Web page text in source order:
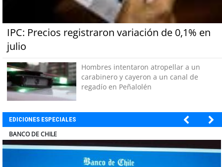
IPC: Precios registraron variación de 0,1% en
julio
Hombres intentaron atropellar a un
carabinero y cayeron a un canal de
regadío en Peñalolén
EDICIONES ESPECIALES
COLEGIO RÍO LOA